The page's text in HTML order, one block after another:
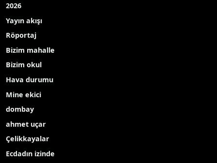
2026
Yayın akışı
Röportaj
Bizim mahalle
Bizim okul
Hava durumu
Mine ekici
dombay
ahmet uçar
Çelikkayalar
Ecdadın izinde